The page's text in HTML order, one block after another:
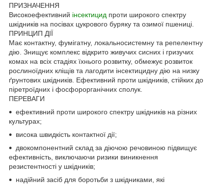
ПРИЗНАЧЕННЯ
Високоефективний інсектицид проти широкого спектру
шкідників на посівах цукрового буряку та озимої пшениці.
ПРИНЦИП ДІЇ
Має контактну, фумігатну, локальносистемну та репелентну
дію. Знищує комплекс відкрито живучих сисних і гризучих
комах на всіх стадіях їхнього розвитку, обмежує розвиток
рослиноїдних кліщів та лагодити інсектицидну дію на низку
ґрунтових шкідників. Ефективний проти шкідників, стійких до
піретроїдних і фосфорорганічних сполук.
ПЕРЕВАГИ
ефективний проти широкого спектру шкідників на різних
культурах;
висока швидкість контактної дії;
двокомпонентний склад за діючою речовиною підвищує
ефективність, виключаючи ризики виникнення
резистентності у шкідників;
надійний засіб для боротьби з шкідниками, які